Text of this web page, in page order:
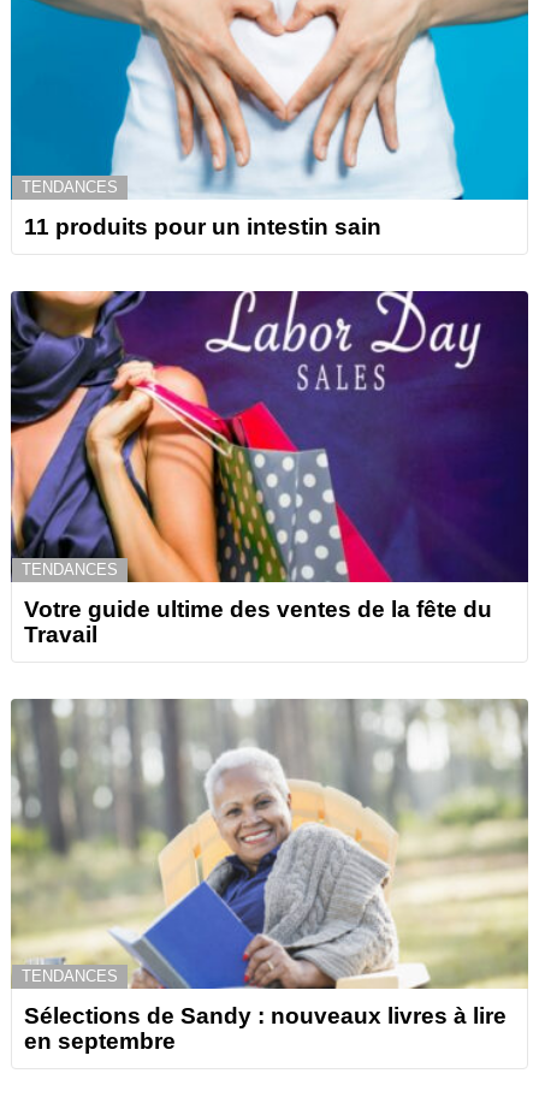
TENDANCES
11 produits pour un intestin sain
TENDANCES
Votre guide ultime des ventes de la fête du
Travail
TENDANCES
Sélections de Sandy : nouveaux livres à lire
en septembre